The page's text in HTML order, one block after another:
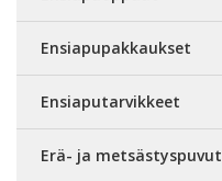
Ensiapupakkaukset
Ensiaputarvikkeet
Erä- ja metsästyspuvut